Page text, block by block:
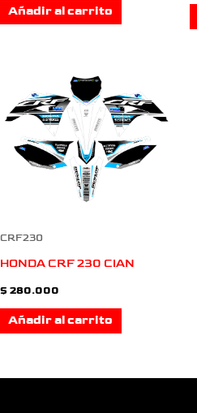
Añadir al carrito
CRF230
HONDA CRF 230 CIAN
$ 280.000
Añadir al carrito